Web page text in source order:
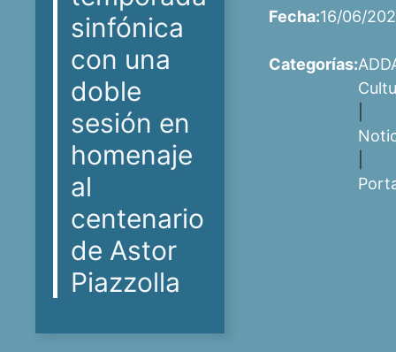
sinfónica
con una
doble
sesión en
homenaje
al
centenario
de Astor
Piazzolla
Fecha:16/06/
Categorías: